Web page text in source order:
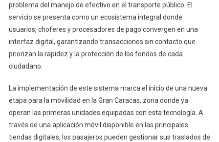
problema del manejo de efectivo en el transporte público. El
servicio se presenta como un ecosistema integral donde
usuarios, choferes y procesadores de pago convergen en una
interfaz digital, garantizando transacciones sin contacto que
priorizan la rapidez y la protección de los fondos de cada
ciudadano.
La implementación de este sistema marca el inicio de una nueva
etapa para la movilidad en la Gran Caracas, zona donde ya
operan las primeras unidades equipadas con esta tecnología. A
través de una aplicación móvil disponible en las principales
tiendas digitales, los pasajeros pueden gestionar sus traslados de